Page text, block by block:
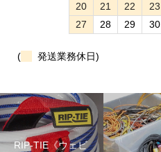
20
21 22 23
27
28 29 30
( 発送業務休日)
RIP-TIE《ウェビ